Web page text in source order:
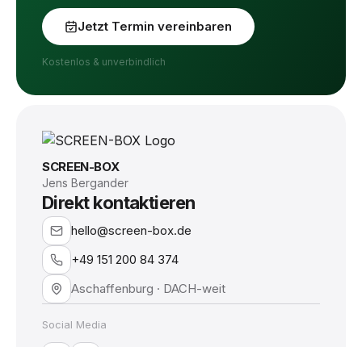
Jetzt Termin vereinbaren
Kostenlos & unverbindlich
SCREEN-BOX
Jens Bergander
Direkt kontaktieren
hello@screen-box.de
+49 151 200 84 374
Aschaffenburg · DACH-weit
Social Media